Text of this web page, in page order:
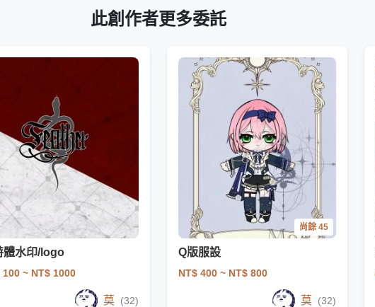
此創作者更多委託
體水印/logo
100 ~ NT$ 1000
莫 (32)
尚餘 45
Q版服設
NT$ 400 ~ NT$ 800
莫 (32)